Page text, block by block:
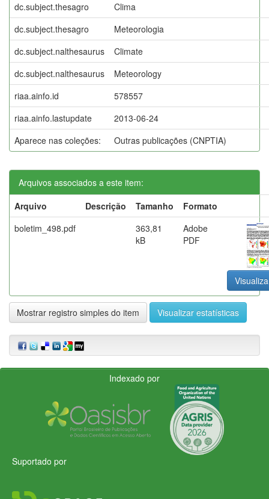
dc.subject.thesagro
Clima
dc.subject.thesagro
Meteorologia
dc.subject.nalthesaurus
Climate
dc.subject.nalthesaurus
Meteorology
riaa.ainfo.id
578557
riaa.ainfo.lastupdate
2013-06-24
Aparece nas coleções:
Outras publicações (CNPTIA)
Arquivos associados a este item:
Arquivo
Descrição Tamanho
Formato
boletim_498.pdf
363,81
kB
Adobe
PDF
Mostrar registro simples do item Visualizar estatísticas
Indexado por
Suportado por